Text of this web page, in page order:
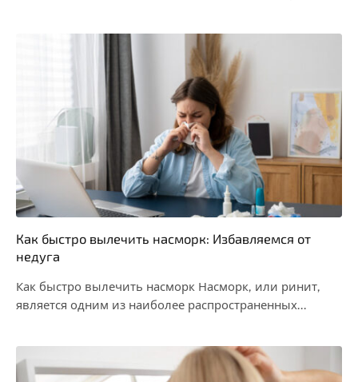
Как быстро вылечить насморк: Избавляемся от
недуга
Как быстро вылечить насморк Насморк, или ринит,
является одним из наиболее распространенных